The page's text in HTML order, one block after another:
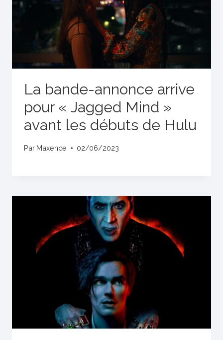
La bande-annonce arrive
pour « Jagged Mind »
avant les débuts de Hulu
Par Maxence 02/06/2023